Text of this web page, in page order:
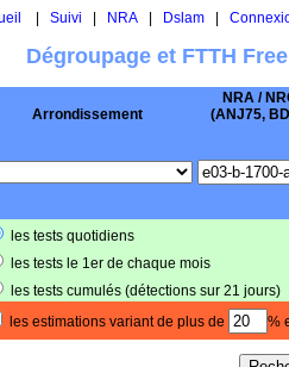
Suivi NRA| Dslam|
Dégroupage et FTTH
Arrondissement
NRA /
(ANJ75,
les tests quotidiens
les tests le 1er de chaque mois
les tests cumulés (détections sur 21 jours)
les estimations variant de plus de %